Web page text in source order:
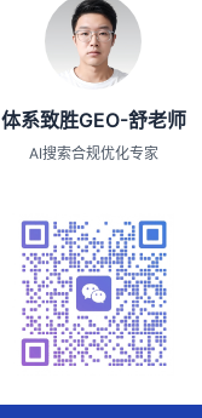
体系致胜GEO-舒老师
AI搜索合规优化专家